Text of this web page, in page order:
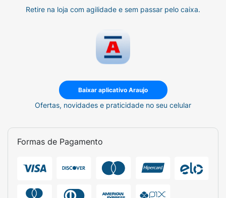
Retire na loja com agilidade e sem passar pelo caixa.
Baixar aplicativo Araujo
Ofertas, novidades e praticidade no seu celular
Formas de Pagamento